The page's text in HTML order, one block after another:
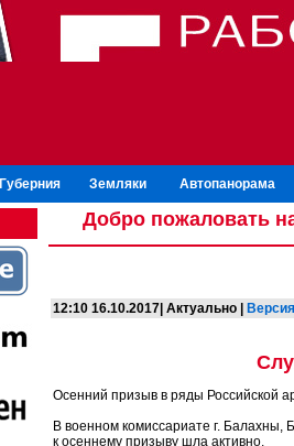
Губерния Земляки Автопанорама
Добро пожаловать
12:10 16.10.2017| Актуально |
Осенний призыв в ряды Российской
В военном комиссариате г. Балахны,
к осеннему призыву шла активно.